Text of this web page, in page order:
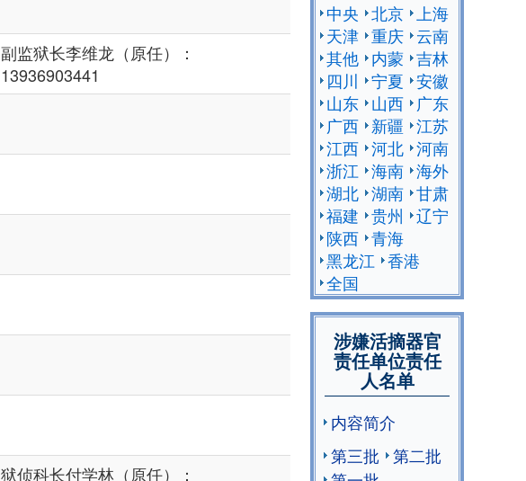
副监狱长李维龙（原任）：
13936903441
狱侦科长付学林（原任）：
中央 北京
上海
天津 重庆 云南
其他 内蒙 吉林
四川
宁夏 安徽
山东 山西
广东
广西 新疆 江苏
江西 河北 河南
浙江 海南 海外
湖北 湖南 甘肃
福建 贵州
辽宁
陕西 青海
黑龙江 香港
全国
涉嫌活摘器官
责任单位责任
人名单
内容简介
第三批
第二批